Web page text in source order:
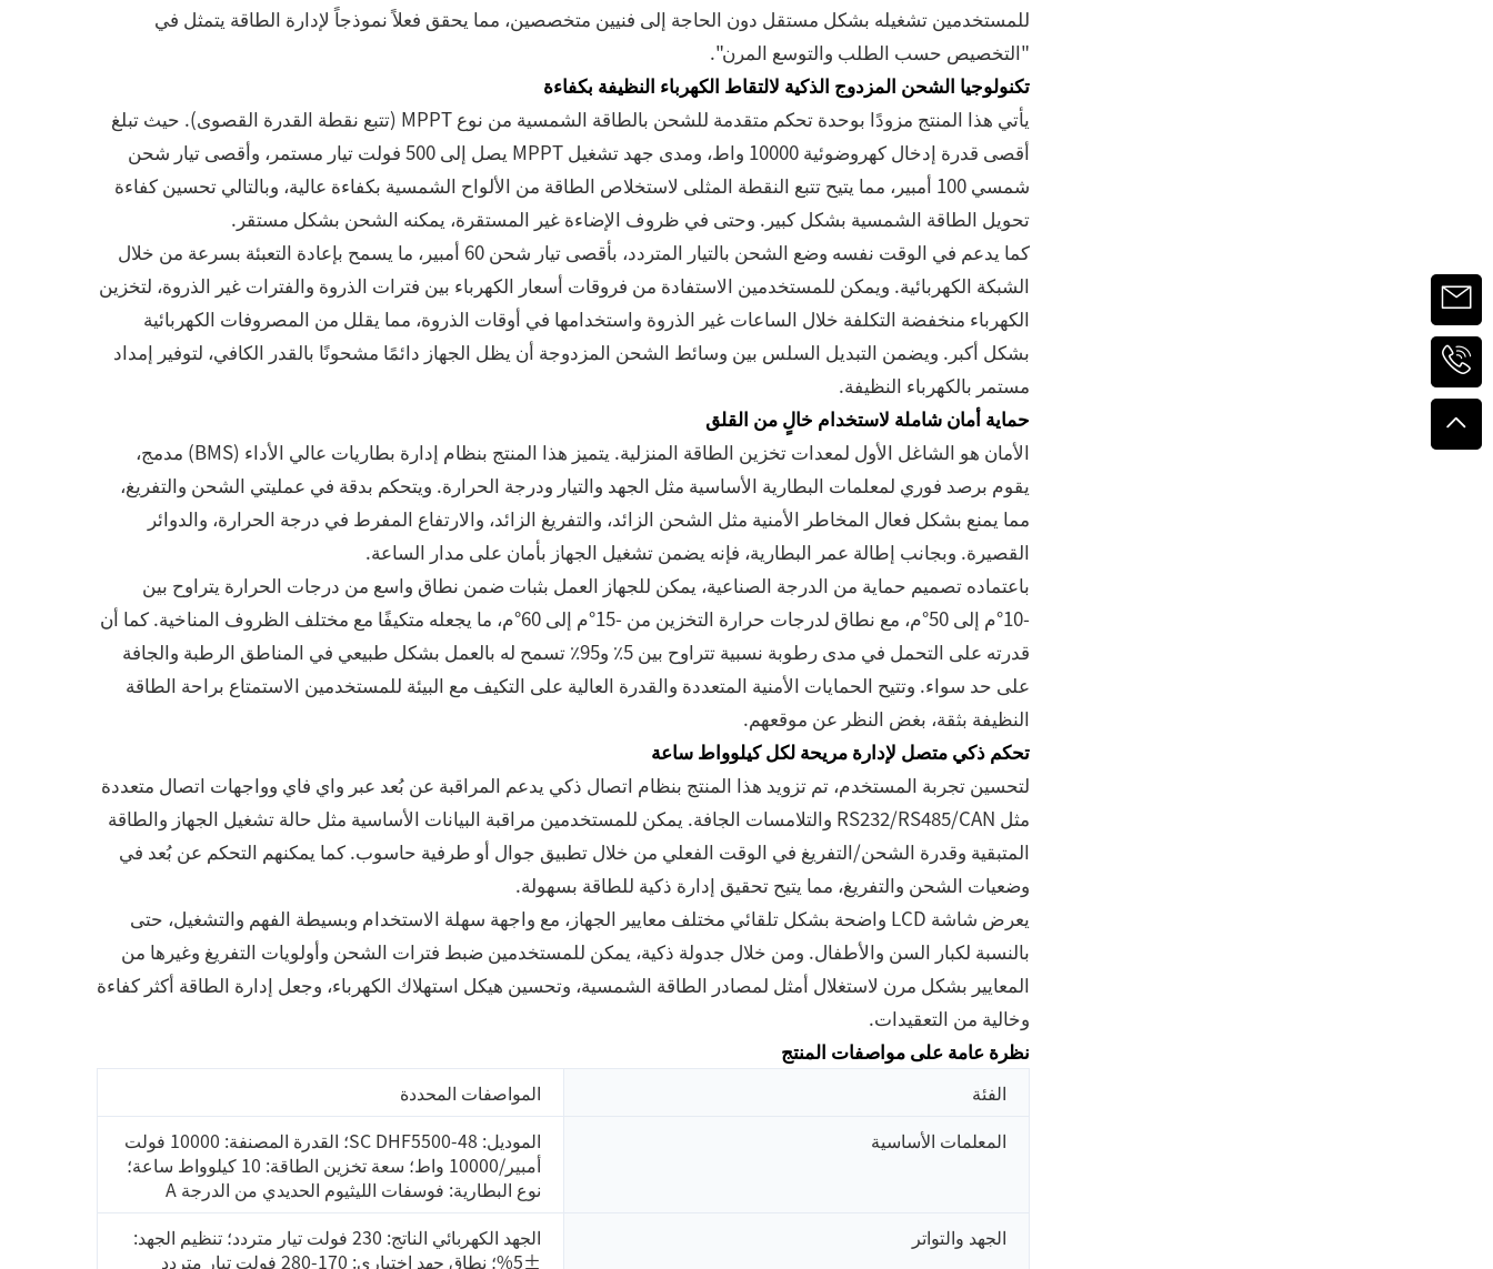
للمستخدمين تشغيله بشكل مستقل دون الحاجة إلى فنيين متخصصين، مما يحقق فعلاً نموذجاً لإدارة الطاقة يتمثل في
"التخصيص حسب الطلب والتوسع المرن".
تكنولوجيا الشحن المزدوج الذكية لالتقاط الكهرباء النظيفة بكفاءة
يأتي هذا المنتج مزودًا بوحدة تحكم متقدمة للشحن بالطاقة الشمسية من نوع MPPT (تتبع نقطة القدرة القصوى). حيث تبلغ
أقصى قدرة إدخال كهروضوئية 10000 واط، ومدى جهد تشغيل MPPT يصل إلى 500 فولت تيار مستمر، وأقصى تيار شحن
شمسي 100 أمبير، مما يتيح تتبع النقطة المثلى لاستخلاص الطاقة من الألواح الشمسية بكفاءة عالية، وبالتالي تحسين كفاءة
تحويل الطاقة الشمسية بشكل كبير. وحتى في ظروف الإضاءة غير المستقرة، يمكنه الشحن بشكل مستقر.
كما يدعم في الوقت نفسه وضع الشحن بالتيار المتردد، بأقصى تيار شحن 60 أمبير، ما يسمح بإعادة التعبئة بسرعة من خلال
الشبكة الكهربائية. ويمكن للمستخدمين الاستفادة من فروقات أسعار الكهرباء بين فترات الذروة والفترات غير الذروة، لتخزين
الكهرباء منخفضة التكلفة خلال الساعات غير الذروة واستخدامها في أوقات الذروة، مما يقلل من المصروفات الكهربائية
بشكل أكبر. ويضمن التبديل السلس بين وسائط الشحن المزدوجة أن يظل الجهاز دائمًا مشحونًا بالقدر الكافي، لتوفير إمداد
مستمر بالكهرباء النظيفة.
حماية أمان شاملة لاستخدام خالٍ من القلق
الأمان هو الشاغل الأول لمعدات تخزين الطاقة المنزلية. يتميز هذا المنتج بنظام إدارة بطاريات عالي الأداء (BMS) مدمج،
يقوم برصد فوري لمعلمات البطارية الأساسية مثل الجهد والتيار ودرجة الحرارة. ويتحكم بدقة في عمليتي الشحن والتفريغ،
مما يمنع بشكل فعال المخاطر الأمنية مثل الشحن الزائد، والتفريغ الزائد، والارتفاع المفرط في درجة الحرارة، والدوائر
القصيرة. وبجانب إطالة عمر البطارية، فإنه يضمن تشغيل الجهاز بأمان على مدار الساعة.
باعتماده تصميم حماية من الدرجة الصناعية، يمكن للجهاز العمل بثبات ضمن نطاق واسع من درجات الحرارة يتراوح بين
-10°م إلى 50°م، مع نطاق لدرجات حرارة التخزين من -15°م إلى 60°م، ما يجعله متكيفًا مع مختلف الظروف المناخية. كما أن
قدرته على التحمل في مدى رطوبة نسبية تتراوح بين 5٪ و95٪ تسمح له بالعمل بشكل طبيعي في المناطق الرطبة والجافة
على حد سواء. وتتيح الحمايات الأمنية المتعددة والقدرة العالية على التكيف مع البيئة للمستخدمين الاستمتاع براحة الطاقة
النظيفة بثقة، بغض النظر عن موقعهم.
تحكم ذكي متصل لإدارة مريحة لكل كيلوواط ساعة
لتحسين تجربة المستخدم، تم تزويد هذا المنتج بنظام اتصال ذكي يدعم المراقبة عن بُعد عبر واي فاي وواجهات اتصال متعددة
مثل RS232/RS485/CAN والتلامسات الجافة. يمكن للمستخدمين مراقبة البيانات الأساسية مثل حالة تشغيل الجهاز والطاقة
المتبقية وقدرة الشحن/التفريغ في الوقت الفعلي من خلال تطبيق جوال أو طرفية حاسوب. كما يمكنهم التحكم عن بُعد في
وضعيات الشحن والتفريغ، مما يتيح تحقيق إدارة ذكية للطاقة بسهولة.
يعرض شاشة LCD واضحة بشكل تلقائي مختلف معايير الجهاز، مع واجهة سهلة الاستخدام وبسيطة الفهم والتشغيل، حتى
بالنسبة لكبار السن والأطفال. ومن خلال جدولة ذكية، يمكن للمستخدمين ضبط فترات الشحن وأولويات التفريغ وغيرها من
المعايير بشكل مرن لاستغلال أمثل لمصادر الطاقة الشمسية، وتحسين هيكل استهلاك الكهرباء، وجعل إدارة الطاقة أكثر كفاءة
وخالية من التعقيدات.
نظرة عامة على مواصفات المنتج
الفئة
المواصفات المحددة
المعلمات الأساسية
الموديل: SC DHF5500-48؛ القدرة المصنفة: 10000 فولت
أمبير/10000 واط؛ سعة تخزين الطاقة: 10 كيلوواط ساعة؛
نوع البطارية: فوسفات الليثيوم الحديدي من الدرجة A
الجهد والتواتر
الجهد الكهربائي الناتج: 230 فولت تيار متردد؛ تنظيم الجهد:
±5%؛ نطاق جهد اختياري: 170-280 فولت تيار متردد